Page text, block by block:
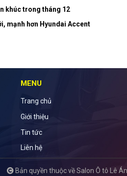
khúc trong tháng 12
mạnh hơn Hyundai Accent
MENU
Trang chủ
Giới thiệu
Tin tức
Liên hệ
Bản quyền thuộc về Salon Ô tô Lê